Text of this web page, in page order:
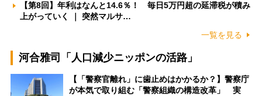
【第8回】年利はなんと14.6％！ 毎日5万円超の延滞税が積み
上がっていく ｜ 突然マルサ…
一覧を見る
河合雅司「人口減少ニッポンの活路」
【「警察官離れ」に歯止めはかかるか？】警察庁
が本気で取り組む「警察組織の構造改革」 実